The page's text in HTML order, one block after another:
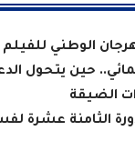
الوطني للفيلم
حين يتحول
الضيقة
الدورة الثامنة عشرة